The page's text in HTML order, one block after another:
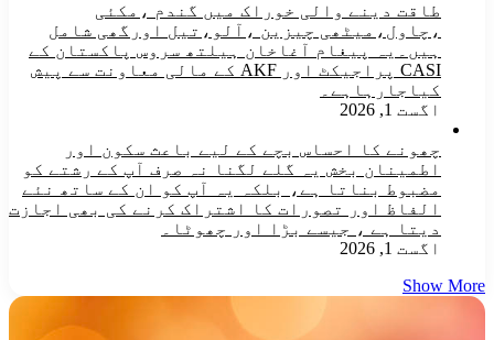
طاقت دینے والی خوراک میں گندم ،مکئی
،چاول،میٹھی چیزین ،آلو،تیل اورگھی شامل
ہیں۔یہ پیغام آغاخان ہیلتھ سروس پاکستان کے
CASI پراجیکٹ اور AKF کے مالی معاونت سے پیش
کیاجارہاہے۔
اگست 1, 2026
چھونے کا احساس بچے کے لیے باعث سکون اور
اطمینان بخش یہ گلے لگنا نہ صرف آپ کے رشتے کو
مضبوط بناتا ہے، بلکہ یہ آپ کو ان کے ساتھ نئے
الفاظ اور تصورات کا اشتراک کرنے کی بھی اجازت
دیتا ہے ، جیسے بڑا اور چھوٹا۔
اگست 1, 2026
Show More